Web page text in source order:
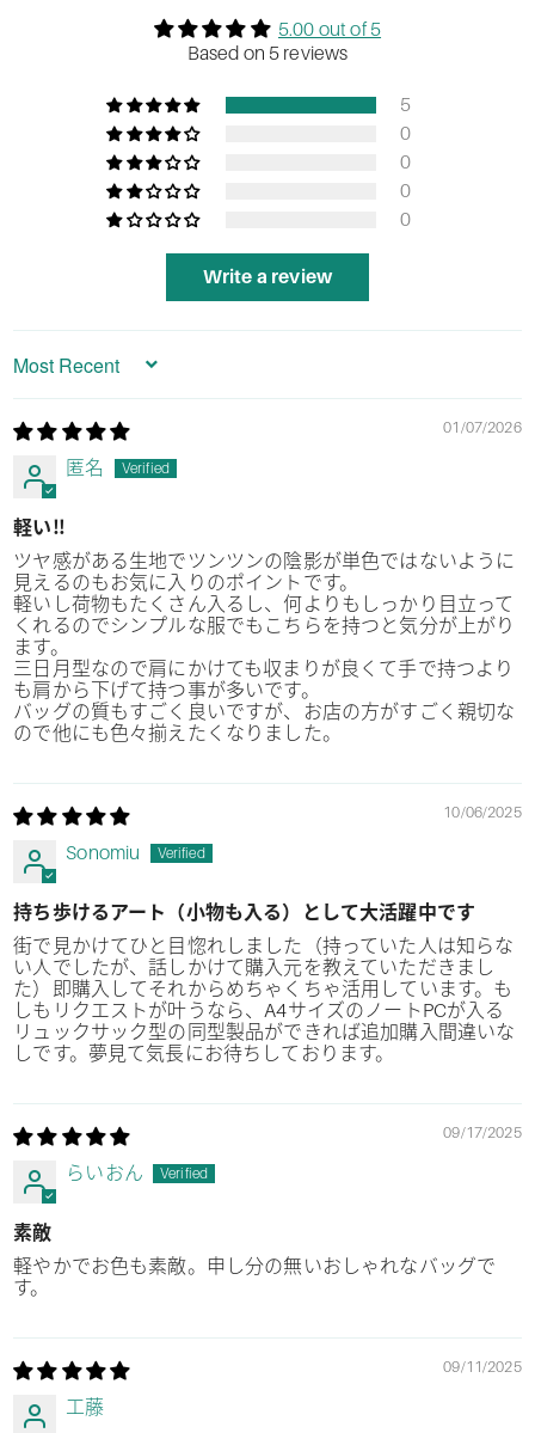
5.00 out of 5
Based on 5 reviews
5
0
0
0
0
Write a review
Sort by
01/07/2026
匿名
軽い‼︎
ツヤ感がある生地でツンツンの陰影が単色ではないように
見えるのもお気に入りのポイントです。
軽いし荷物もたくさん入るし、何よりもしっかり目立って
くれるのでシンプルな服でもこちらを持つと気分が上がり
ます。
三日月型なので肩にかけても収まりが良くて手で持つより
も肩から下げて持つ事が多いです。
バッグの質もすごく良いですが、お店の方がすごく親切な
ので他にも色々揃えたくなりました。
10/06/2025
Sonomiu
持ち歩けるアート（小物も入る）として大活躍中です
街で見かけてひと目惚れしました（持っていた人は知らな
い人でしたが、話しかけて購入元を教えていただきまし
た）即購入してそれからめちゃくちゃ活用しています。も
しもリクエストが叶うなら、A4サイズのノートPCが入る
リュックサック型の同型製品ができれば追加購入間違いな
しです。夢見て気長にお待ちしております。
09/17/2025
らいおん
素敵
軽やかでお色も素敵。申し分の無いおしゃれなバッグで
す。
09/11/2025
工藤